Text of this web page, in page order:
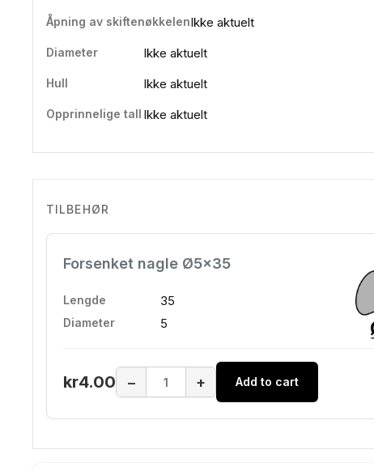
Åpning av skiftenøkkelenIkke aktuelt
Diameter Ikke aktuelt
Hull Ikke aktuelt
Opprinnelige tall Ikke aktuelt
TILBEHØR
Forsenket nagle Ø5x35
Lengde 35
Diameter 5
kr4.00 − + Add to cart